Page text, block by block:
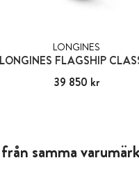
LONGINES
LONGINES FLAGSHIP
Pris:39 850 kr
39 850 kr
samma